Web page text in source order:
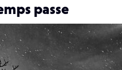
passe
focale
publication